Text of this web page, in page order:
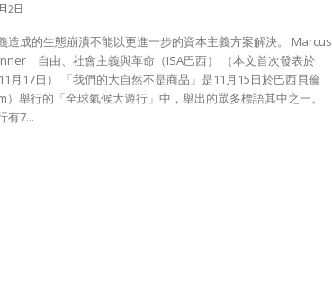
2日
造成的生態崩潰不能以更進一步的資本主義方案解決。 Marcus
自由、社會主義與革命（ISA巴西） （本文首次發表於
月17日） 「我們的大自然不是商品」是11月15日於巴西貝倫
）舉行的「全球氣候大遊行」中，舉出的眾多標語其中之一。
有7...